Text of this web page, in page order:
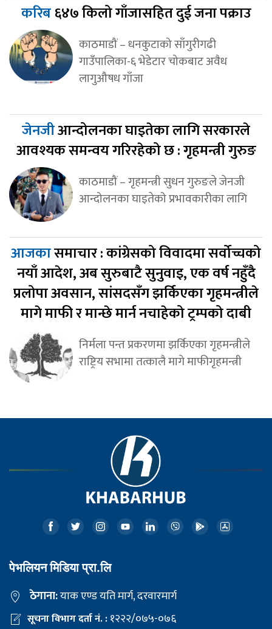
करिब६४७ किलो गाँजासहित दुई जना पक्राउ
काठमाडौं – धनकुटाको साँगुरीगढी
गाउँपालिका-६ भेडेटार चोकबाट अवैध
लागुऔषध गाँजा
जेनजीआन्दोलनका घाइतेका लागि सरकारले
आवश्यक समन्वय गरिरहेको छ : गृहमन्त्री गुरुङ
काठमाडौं – गृहमन्त्री सुधन गुरुङले जेनजी
आन्दोलनका घाइतेको प्रभावकारीका लागि
आजकासमाचार : कांग्रेसको विवादमा सर्वोच्चको
नयाँ आदेश, अब सुरुबाटै सुनुवाइ, एक वर्ष नहुँदै
प्रलोपा अवसान, सांसदसँग झर्किएका गृहमन्त्रीले
मागे माफी र मान्छे मार्न नचाहेको ट्रम्पको दाबी
निर्मला पन्त प्रकरणमा झर्किएका गृहमन्त्रीले
राष्ट्रिय सभामा तत्कालै मागे माफीगृहमन्त्री
पेभलियन मिडिया प्रा.लि
ठेगाना:याक एण्ड यति मार्ग, दरवारमार्ग
सूचना विभाग दर्ता नं. :१२२२/०७५-०७६